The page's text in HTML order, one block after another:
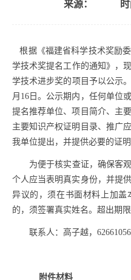
来源：
根据《福建省科学技术奖励
学技术奖提名工作的通知》，
学技术进步奖的项目予以公示
月16日。公示期内，任何单位
提名推荐单位、项目简介、主
主要知识产权证明目录、推广
我单位提出，并提供必要的证明
为便于核实查证，确保客
个人应当表明真实身份，并提
异议的，须在书面材料上加盖
的，须签署真实姓名。超出期
联系人：高子越， 62661056
附件材料